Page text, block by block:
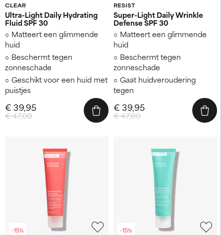
CLEAR
Ultra-Light Daily Hydrating
Fluid SPF 30
Matteert een glimmende
huid
Beschermt tegen
zonneschade
Geschikt voor een huid met
puistjes
€ 47,00
€ 39,95
RESIST
Super-Light Daily Wrinkle
Defense SPF 30
Matteert een glimmende
huid
Beschermt tegen
zonneschade
Gaat huidveroudering
tegen
€ 47,00
€ 39,95
-15% -15%